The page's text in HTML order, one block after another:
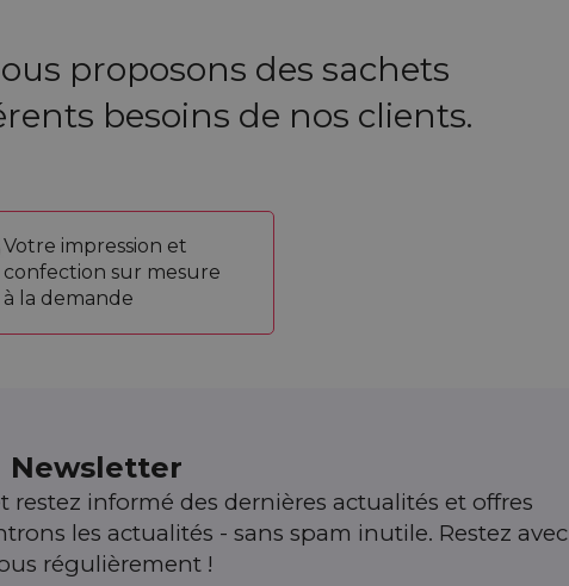
proposons des sachets
besoins de nos clients.
Votre impression et
confection sur mesure
à la demande
Newsletter
restez informé des dernières actualités et offres
les actualités - sans spam inutile. Restez avec
régulièrement !